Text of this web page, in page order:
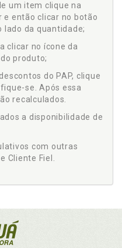
um item clique na
então clicar no botão
lado da quantidade;
clicar no ícone da
produto;
do PAP, clique
se. Após essa
recalculados.
a disponibilidade de
com outras
Cliente Fiel.